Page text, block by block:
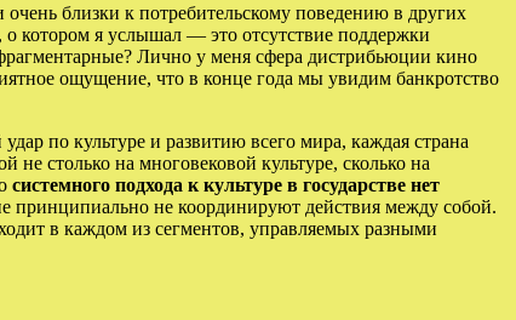
близки к потребительскому поведению в других
котором я услышал — это отсутствие поддержки
Лично у меня сфера дистрибьюции кино
ощущение, что в конце года мы увидим банкротство
по культуре и развитию всего мира, каждая страна
столько на многовековой культуре, сколько на
системного подхода к культуре в государстве нет
принципиально не координируют действия между собой.
в каждом из сегментов, управляемых разными